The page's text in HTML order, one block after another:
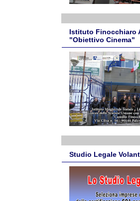
Istituto Finocchiaro
"Obiettivo Cinema"
Studio Legale